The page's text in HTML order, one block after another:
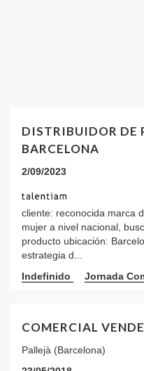
DISTRIBUIDOR DE
BARCELONA
2/09/2023
cliente: reconocida marca
mujer a nivel nacional,
producto ubicación:
estrategia d...
Indefinido
Jornada
COMERCIAL
Pallejà (Barcelona)